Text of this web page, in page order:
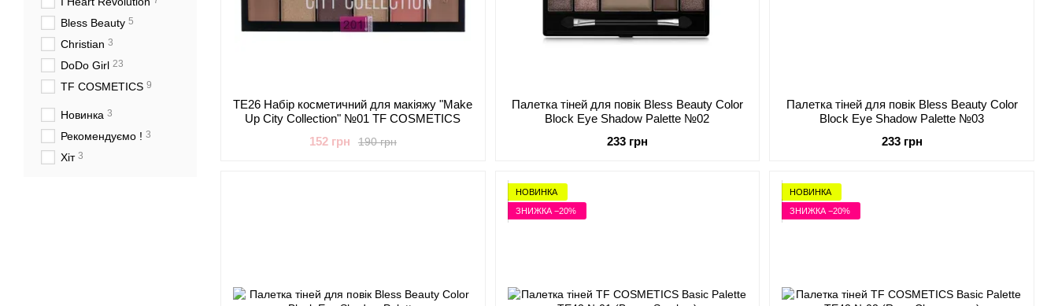
TE26 Набір косметичний для макіяжу "Make
Up City Collection" №01 TF COSMETICS
190 грн
152 грн
Палетка тіней для повік Bless Beauty Color
Block Eye Shadow Palette №02
233 грн
Палетка тіней для повік Bless Beauty Color
Block Eye Shadow Palette №03
233 грн
НОВИНКА
ЗНИЖКА −20%
НОВИНКА
ЗНИЖКА −20%
Bless Beauty 5
Christian 3
DoDo Girl 23
TF COSMETICS 9
Новинка 3
Рекомендуємо ! 3
Хіт 3